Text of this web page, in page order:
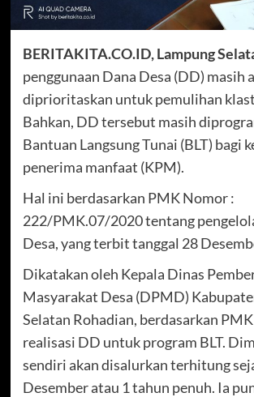
BERITAKITA.CO.ID, Lampung
penggunaan Dana Desa (DD) masih
diprioritaskan untuk pemulihan
Bahkan, DD tersebut masih
Bantuan Langsung Tunai (BLT) bagi
penerima manfaat (KPM).
Hal ini berdasarkan PMK Nomor :
222/PMK.07/2020 tentang
Desa, yang terbit tanggal 28
Dikatakan oleh Kepala Dinas
Masyarakat Desa (DPMD)
Selatan Rohadian, berdasarkan PMK
realisasi DD untuk program BLT.
sendiri akan disalurkan terhitung
Desember atau 1 tahun penuh. Ia